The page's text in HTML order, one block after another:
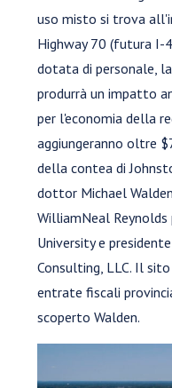
uso misto si trova
Highway 70 (futura I-
dotata di personale,
produrrà un impatto
per l'economia della
aggiungeranno oltre
della contea di
dottor Michael
WilliamNeal
University e
Consulting, LLC. Il
entrate fiscali
scoperto Walden.